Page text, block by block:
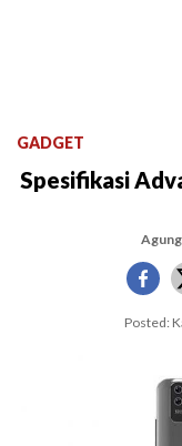
GADGET
Spesifikasi
Posted: